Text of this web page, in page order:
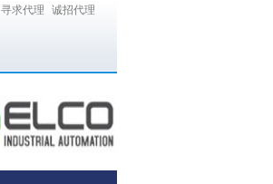
寻求代理 诚招代理